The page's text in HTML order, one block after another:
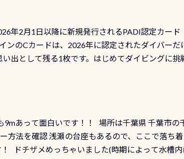
のキャンペーンを利用してみてはどうでしょうか
は、上記の水検査料5,500円がなんと無料になり
の水検査も出しましょう！そし続きを読む
は日本三大清流(四万十川、柿田川)の１つに数え
まり、美濃を経て伊勢湾に流れます1985年には
川で選ばれた清流です川にしては珍しく、水深
のエントリーエキジットは正に大自然の中での
い光景です 透明度の良い川を数百メートルドリフ
れる 長良川ダイビング最大の見どころがこの特
界最大の両生類です個体数が少なくかなり貴重な
物と言えば他には「 続きを読む
年2月1日以降に新規発行されるPADI認定カード
ンのCカードは、2026年に認定されたダイバーだ
出として残る1枚です。はじめてダイビングに挑
TECなど特別プログラムの専用カードが発行され
デザインカードを申し込みの方は対象外とな
常デザインとなります ダイビングは、始めた「
めたか」は、あとから振り返ると大切な思い出
あって面白いです！！ 場所は千葉県 千葉市の
法を確認 浅瀬の台座もあるので、ここで落ち着
ドチザメめっちゃいました(時期によって水槽内